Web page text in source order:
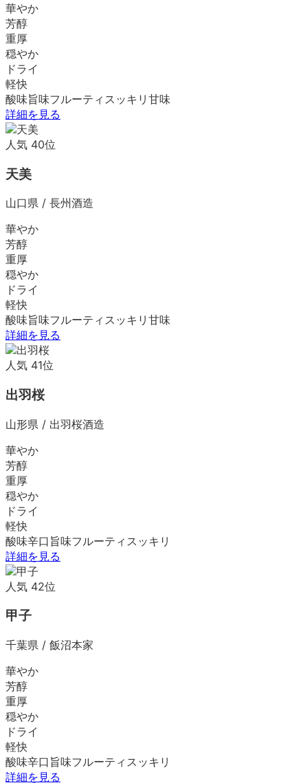
華やか
芳醇
重厚
穏やか
ドライ
軽快
酸味旨味フルーティ スッキリ 甘味
詳細を見る
人気 40位
天美
山口県 / 長州酒造
華やか
芳醇
重厚
穏やか
ドライ
軽快
酸味旨味フルーティ スッキリ 甘味
詳細を見る
人気 41位
出羽桜
山形県 / 出羽桜酒造
華やか
芳醇
重厚
穏やか
ドライ
軽快
酸味辛口 旨味フルーティ スッキリ
詳細を見る
人気 42位
甲子
千葉県 / 飯沼本家
華やか
芳醇
重厚
穏やか
ドライ
軽快
酸味辛口 旨味フルーティ スッキリ
詳細を見る